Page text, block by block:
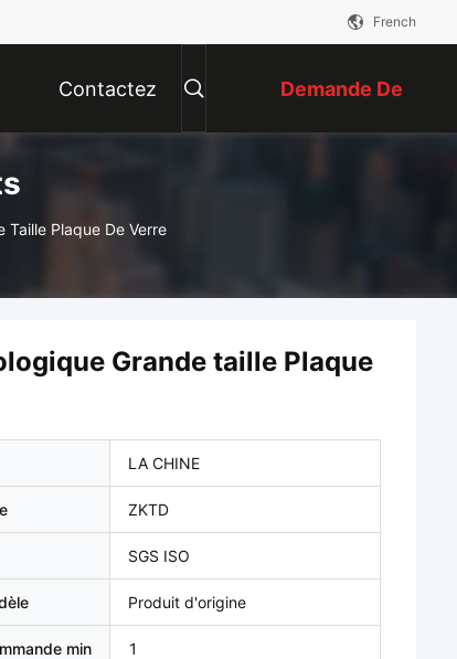
French
Contactez Demande De
Taille Plaque De Verre
Grande taille Plaque
LA CHINE
ZKTD
SGS ISO
Produit d'origine
min 1